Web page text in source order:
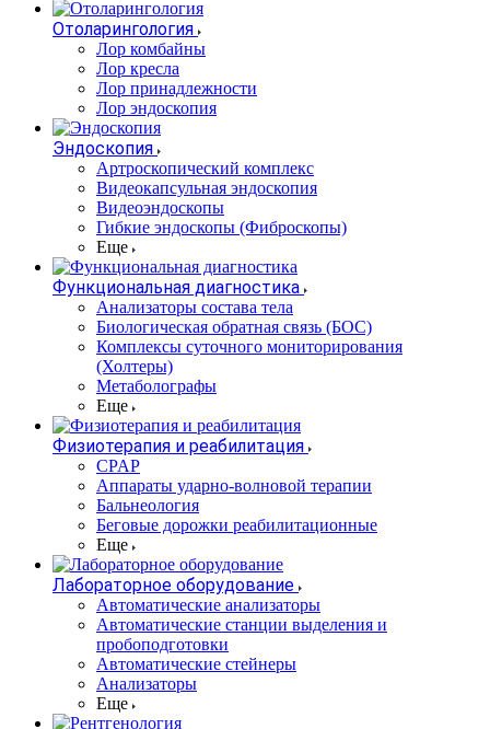
Отоларингология
Лор комбайны
Лор кресла
Лор принадлежности
Лор эндоскопия
Эндоскопия
Артроскопический комплекс
Видеокапсульная эндоскопия
Видеоэндоскопы
Гибкие эндоскопы (Фиброcкопы)
Еще
Функциональная диагностика
Анализаторы состава тела
Биологическая обратная связь (БОС)
Комплексы суточного мониторирования
(Холтеры)
Метаболографы
Еще
Физиотерапия и реабилитация
CPAP
Аппараты ударно-волновой терапии
Бальнеология
Беговые дорожки реабилитационные
Еще
Лабораторное оборудование
Автоматические анализаторы
Автоматические станции выделения и
пробоподготовки
Автоматические стейнеры
Анализаторы
Еще